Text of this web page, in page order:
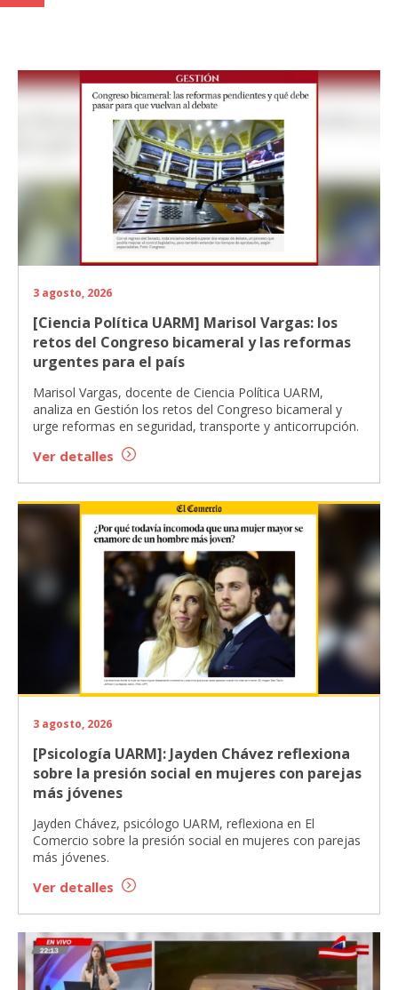
3 agosto, 2026
[Ciencia Política UARM] Marisol Vargas: los
retos del Congreso bicameral y las reformas
urgentes para el país
Marisol Vargas, docente de Ciencia Política UARM,
analiza en Gestión los retos del Congreso bicameral y
urge reformas en seguridad, transporte y anticorrupción.
Ver detalles
3 agosto, 2026
[Psicología UARM]: Jayden Chávez reflexiona
sobre la presión social en mujeres con parejas
más jóvenes
Jayden Chávez, psicólogo UARM, reflexiona en El
Comercio sobre la presión social en mujeres con parejas
más jóvenes.
Ver detalles